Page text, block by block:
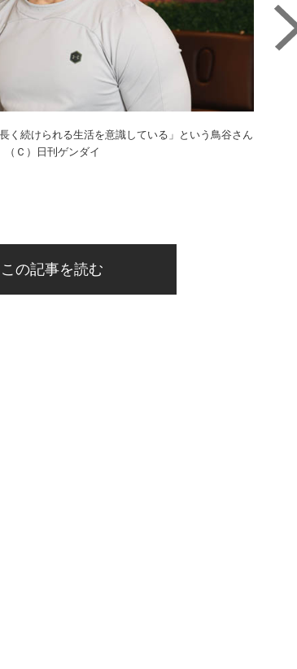
く続けられる生活を意識している」という鳥谷さん
（Ｃ）日刊ゲンダイ
この記事を読む